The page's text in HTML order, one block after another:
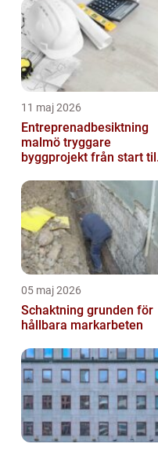
11 maj 2026
Entreprenadbesiktning
malmö tryggare
byggprojekt från start
05 maj 2026
Schaktning grunden för
hållbara markarbeten